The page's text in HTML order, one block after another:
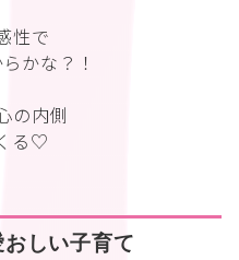
性で
かな？！
の内側
る♡
しい子育て